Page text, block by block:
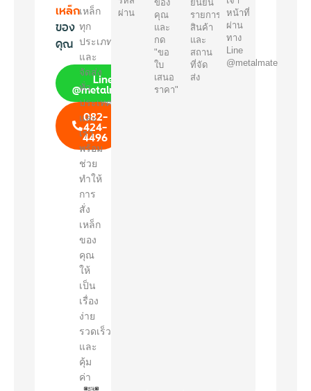
เหล็ก
ของ
คุณ
Line
@metalmate
082-
424-
4496
เหล็ก
ทุก
ประเภท
และ
จัดส่ง
ทั่ว
ประเทศ
และ
เรา
พร้อม
ช่วย
ทำให้
การ
สั่ง
เหล็ก
ของ
คุณ
ให้
เป็น
เรื่อง
ง่าย
รวดเร็ว
และ
คุ้ม
ค่า
ผ่าน
ของ
คุณ
และ
กด
"ขอ
ใบ
เสนอ
ราคา"
ยืนยัน
รายการ
สินค้า
และ
สถาน
ที่จัด
ส่ง
หน้าที่
ผ่าน
ทาง
Line
@metalmate